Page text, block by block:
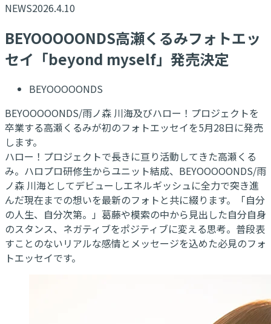
NEWS2026.4.10
BEYOOOOONDS高瀬くるみフォトエッ
セイ「beyond myself」発売決定
BEYOOOOONDS
BEYOOOOONDS/雨ノ森 川海及びハロー！プロジェクトを
卒業する高瀬くるみが初のフォトエッセイを5月28日に発売
します。
ハロー！プロジェクトで長きに亘り活動してきた高瀬くる
み。ハロプロ研修生からユニット結成、BEYOOOOONDS/雨
ノ森 川海としてデビューしエネルギッシュに全力で突き進
んだ現在までの想いを最新のフォトと共に綴ります。「自分
の人生、自分次第。」葛藤や模索の中から見出した自分自身
のスタンス、ネガティブをポジティブに変える思考。普段表
すことのないリアルな感情とメッセージを込めた必見のフォ
トエッセイです。